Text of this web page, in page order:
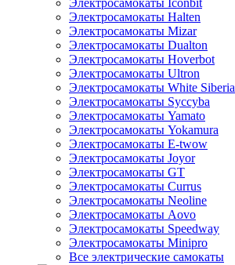
Электросамокаты Iconbit
Электросамокаты Halten
Электросамокаты Mizar
Электросамокаты Dualton
Электросамокаты Hoverbot
Электросамокаты Ultron
Электросамокаты White Siberia
Электросамокаты Syccyba
Электросамокаты Yamato
Электросамокаты Yokamura
Электросамокаты E-twow
Электросамокаты Joyor
Электросамокаты GT
Электросамокаты Currus
Электросамокаты Neoline
Электросамокаты Aovo
Электросамокаты Speedway
Электросамокаты Minipro
Все электрические самокаты